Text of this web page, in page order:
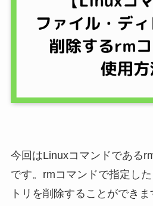
今回はLinuxコマンドである
です。rmコマンドで指定し
トリを削除することができ